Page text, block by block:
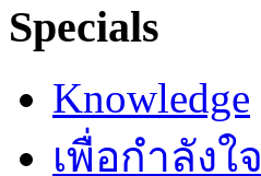
Specials
Knowledge
เพื่อกำลังใจ